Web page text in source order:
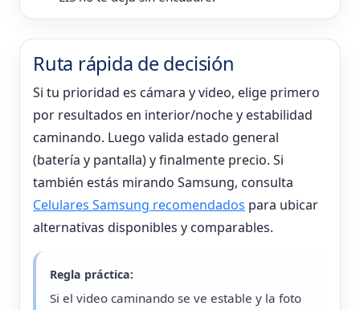
Ruta rápida de decisión
Si tu prioridad es cámara y video, elige primero
por resultados en interior/noche y estabilidad
caminando. Luego valida estado general
(batería y pantalla) y finalmente precio. Si
también estás mirando Samsung, consulta
Celulares Samsung recomendados para ubicar
alternativas disponibles y comparables.
Regla práctica:
Si el video caminando se ve estable y la foto